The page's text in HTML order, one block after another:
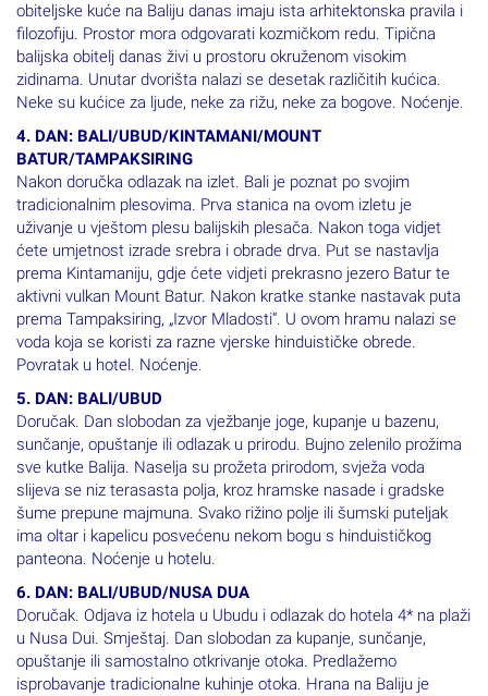
obiteljske kuće na Baliju danas imaju ista arhitektonska pravila i
filozofiju. Prostor mora odgovarati kozmičkom redu. Tipična
balijska obitelj danas živi u prostoru okruženom visokim
zidinama. Unutar dvorišta nalazi se desetak različitih kućica.
Neke su kućice za ljude, neke za rižu, neke za bogove. Noćenje.
4. DAN: BALI/UBUD/KINTAMANI/MOUNT
BATUR/TAMPAKSIRING
Nakon doručka odlazak na izlet. Bali je poznat po svojim
tradicionalnim plesovima. Prva stanica na ovom izletu je
uživanje u vještom plesu balijskih plesača. Nakon toga vidjet
ćete umjetnost izrade srebra i obrade drva. Put se nastavlja
prema Kintamaniju, gdje ćete vidjeti prekrasno jezero Batur te
aktivni vulkan Mount Batur. Nakon kratke stanke nastavak puta
prema Tampaksiring, „Izvor Mladosti“. U ovom hramu nalazi se
voda koja se koristi za razne vjerske hinduističke obrede.
Povratak u hotel. Noćenje.
5. DAN: BALI/UBUD
Doručak. Dan slobodan za vježbanje joge, kupanje u bazenu,
sunčanje, opuštanje ili odlazak u prirodu. Bujno zelenilo prožima
sve kutke Balija. Naselja su prožeta prirodom, svježa voda
slijeva se niz terasasta polja, kroz hramske nasade i gradske
šume prepune majmuna. Svako rižino polje ili šumski puteljak
ima oltar i kapelicu posvećenu nekom bogu s hinduističkog
panteona. Noćenje u hotelu.
6. DAN: BALI/UBUD/NUSA DUA
Doručak. Odjava iz hotela u Ubudu i odlazak do hotela 4* na plaži
u Nusa Dui. Smještaj. Dan slobodan za kupanje, sunčanje,
opuštanje ili samostalno otkrivanje otoka. Predlažemo
isprobavanje tradicionalne kuhinje otoka. Hrana na Baliju je